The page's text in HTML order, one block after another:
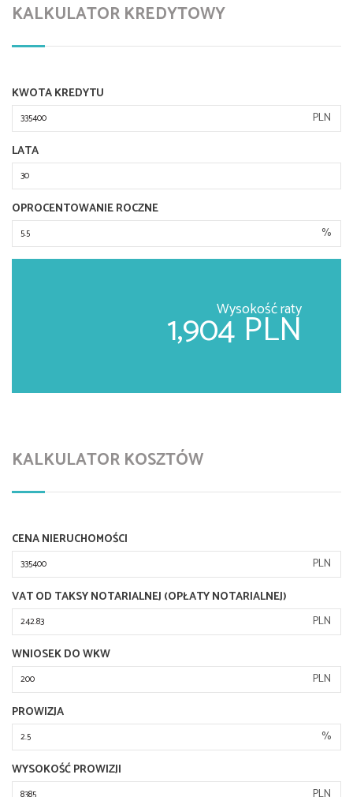
KALKULATOR KREDYTOWY
KWOTA KREDYTU
PLN
LATA
OPROCENTOWANIE ROCZNE
%
Wysokość raty
1,904 PLN
KALKULATOR KOSZTÓW
CENA NIERUCHOMOŚCI
PLN
VAT OD TAKSY NOTARIALNEJ (OPŁATY NOTARIALNEJ)
PLN
WNIOSEK DO WKW
PLN
PROWIZJA
%
WYSOKOŚĆ PROWIZJI